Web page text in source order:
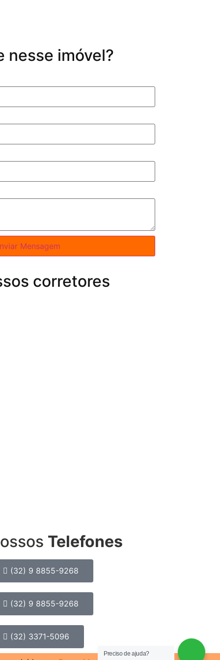
nesse imóvel?
Mensagem
corretores
Telefones
(32) 9 8855-9268
(32) 9 8855-9268
(32) 3371-5096
Preciso de ajuda?